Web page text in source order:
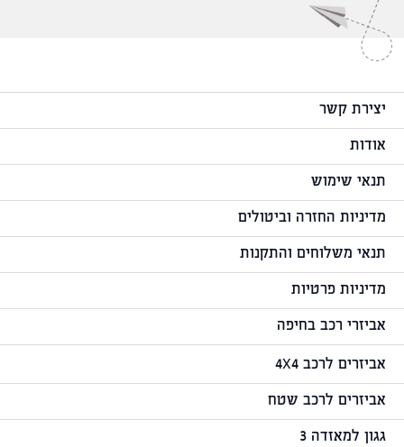
יצירת קשר
אודות
תנאי שימוש
מדיניות החזרה וביטולים
תנאי משלוחים והתקנות
מדיניות פרטיות
אביזרי רכב בחיפה
אביזרים לרכב 4X4
אביזרים לרכב שטח
גגון למאזדה 3